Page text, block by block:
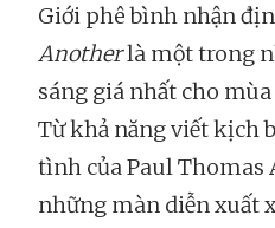
Giới phê bình nhận
Anotherlà một trong
sáng giá nhất cho
Từ khả năng viết kịch
tình của Paul Thomas
những màn diễn xuất